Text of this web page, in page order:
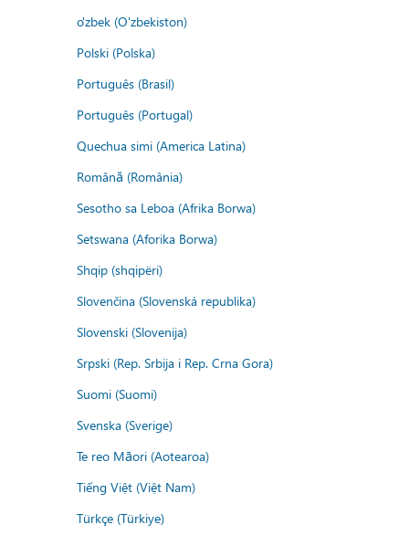
o'zbek (O'zbekiston)
Polski (Polska)
Português (Brasil)
Português (Portugal)
Quechua simi (America Latina)
Română (România)
Sesotho sa Leboa (Afrika Borwa)
Setswana (Aforika Borwa)
Shqip (shqipëri)
Slovenčina (Slovenská republika)
Slovenski (Slovenija)
Srpski (Rep. Srbija i Rep. Crna Gora)
Suomi (Suomi)
Svenska (Sverige)
Te reo Māori (Aotearoa)
Tiếng Việt (Việt Nam)
Türkçe (Türkiye)